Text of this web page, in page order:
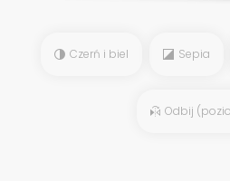
Czerń i biel Sepia
Odbij